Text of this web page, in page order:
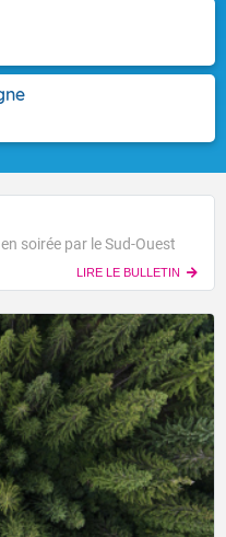
soirée par le Sud-Ouest
LIRE LE BULLETIN